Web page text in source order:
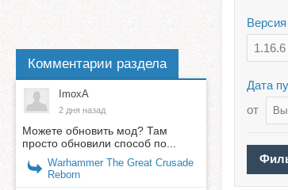
1.16.6
Дата
от
Комментарии раздела
ImoxA
2 дня назад
Можете обновить мод? Там
просто обновили способ по...
Warhammer The Great Crusade
Reborn